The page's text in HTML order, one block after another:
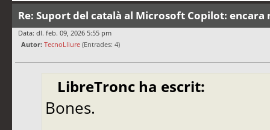
Re: Suport del català al Microsoft Copilot:
Data: dl. feb. 09, 2026 5:55 pm
Autor: TecnoLliure (Entrades: 4)
LibreTronc ha escrit:
Bones.